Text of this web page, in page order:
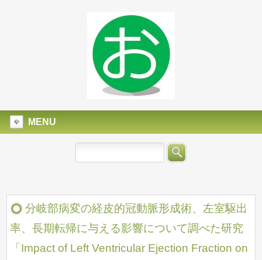
MENU
分岐部病変の経皮的冠動脈形成術、左室駆出
率、長期転帰に与える影響について調べた研究
「Impact of Left Ventricular Ejection Fraction on